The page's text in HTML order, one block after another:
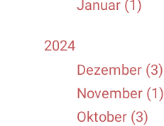
Januar (1)
2024
Dezember (3)
November (1)
Oktober (3)